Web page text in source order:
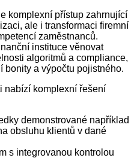
komplexní přístup zahrnující
ale i transformaci firemní
zaměstnanců.
instituce věnovat
algoritmů a compliance,
bonity a výpočtu pojistného.
nabízí komplexní řešení
demonstrované například
obsluhu klientů v dané
s integrovanou kontrolou